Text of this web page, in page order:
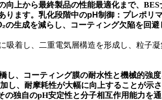
上から最終製品の性能最適化まで、
ります。 乳化段階中のpH制御：プレポリ
生成を減らし、コーティング欠陥を回避
着し、二重電気層構造を形成し、粒子
、コーティング膜の耐水性と機械的強
、耐摩耗性が大幅に向上することが示さ
の独自のpH安定性と分子相互作用能力を